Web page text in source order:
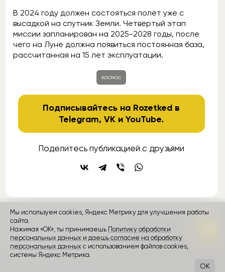
В 2024 году должен состояться полёт уже с
высадкой на спутник Земли. Четвёртый этап
миссии запланирован на 2025-2028 годы, после
чего на Луне должна появиться постоянная база,
рассчитанная на 15 лет эксплуатации.
космос
Подписывайтесь на Rozetked в
Telegram,VK иYouTube.
Поделитесь публикацией с друзьями
контакты
Rozetked © 2026
Пользовательское соглашение
Мы используем cookies, Яндекс Метрику для улучшения работы
сайта.
Нажимая «ОК», ты принимаешь Политику обработки
персональных данных и даешь согласие на обработку
персональных данных с использованием файлов cookies,
системы Яндекс Метрика.
OK